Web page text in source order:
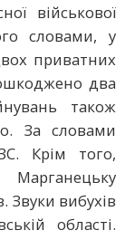
військової
словами, у
приватних
два
також
За словами
Крім того,
Марганецьку
вибухів
області.